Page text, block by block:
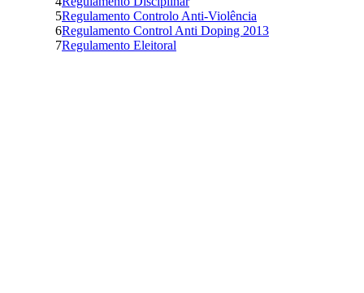
5Regulamento Controlo Anti-Violência
6Regulamento Control Anti Doping 2013
7Regulamento Eleitoral